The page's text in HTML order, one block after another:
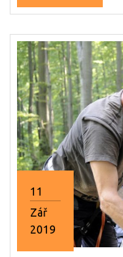
Full
11
Zář
2019
11.9.2019